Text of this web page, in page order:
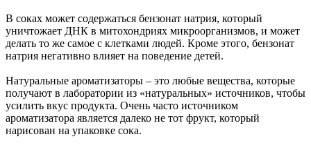
В соках может содержаться бензонат натрия, который
уничтожает ДНК в митохондриях микроорганизмов, и может
делать то же самое с клетками людей. Кроме этого, бензонат
натрия негативно влияет на поведение детей.
Натуральные ароматизаторы – это любые вещества, которые
получают в лаборатории из «натуральных» источников, чтобы
усилить вкус продукта. Очень часто источником
ароматизатора является далеко не тот фрукт, который
нарисован на упаковке сока.